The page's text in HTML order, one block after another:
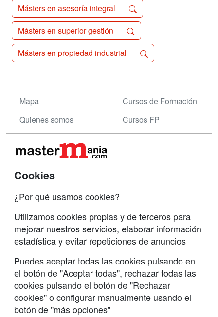
Másters en asesoría integral
Másters en superior gestión
Másters en propiedad industrial
Mapa
Quienes somos
Acceso Usuarios
Acceso Centros
Cursos de Formación
Cursos FP
Contactar
Confidencialidad
Copyleft
SÍGUENOS EN:
Cookies
¿Por qué usamos cookies?
Utilizamos cookies propias y de terceros para
mejorar nuestros servicios, elaborar información
estadística y evitar repeticiones de anuncios
Puedes aceptar todas las cookies pulsando en
el botón de "Aceptar todas", rechazar todas las
cookies pulsando el botón de "Rechazar
cookies" o configurar manualmente usando el
botón de "más opciones"